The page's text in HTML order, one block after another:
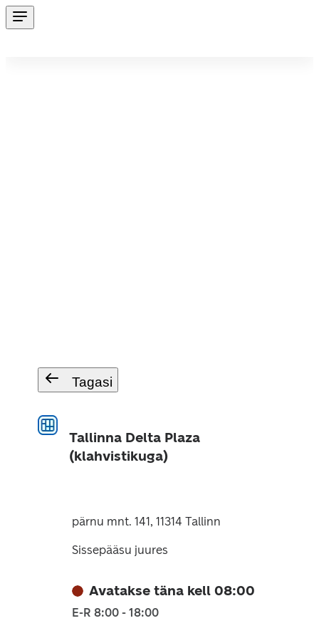
Tagasi
Tallinna Delta Plaza
(klahvistikuga)
pärnu mnt. 141, 11314 Tallinn
Sissepääsu juures
Avatakse täna kell 08:00
E-R 8:00 - 18:00